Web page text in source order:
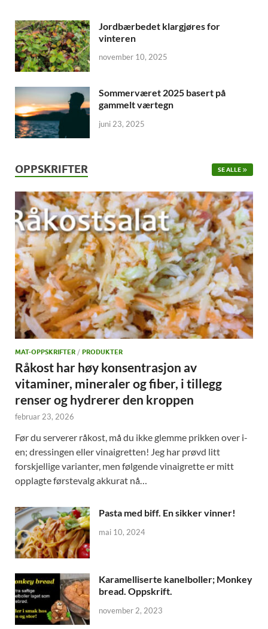
Jordbærbedet klargjøres for
vinteren
november 10, 2025
Sommerværet 2025 basert på
gammelt værtegn
juni 23, 2025
OPPSKRIFTER SE ALLE
MAT-OPPSKRIFTER / PRODUKTER
Råkost har høy konsentrasjon av
vitaminer, mineraler og fiber, i tillegg
renser og hydrerer den kroppen
februar 23, 2026
Før du serverer råkost, må du ikke glemme prikken over i-
en; dressingen eller vinaigretten! Jeg har prøvd litt
forskjellige varianter, men følgende vinaigrette er mitt
opplagte førstevalg akkurat nå…
Pasta med biff. En sikker vinner!
mai 10, 2024
Karamelliserte kanelboller; Monkey
bread. Oppskrift.
november 2, 2023